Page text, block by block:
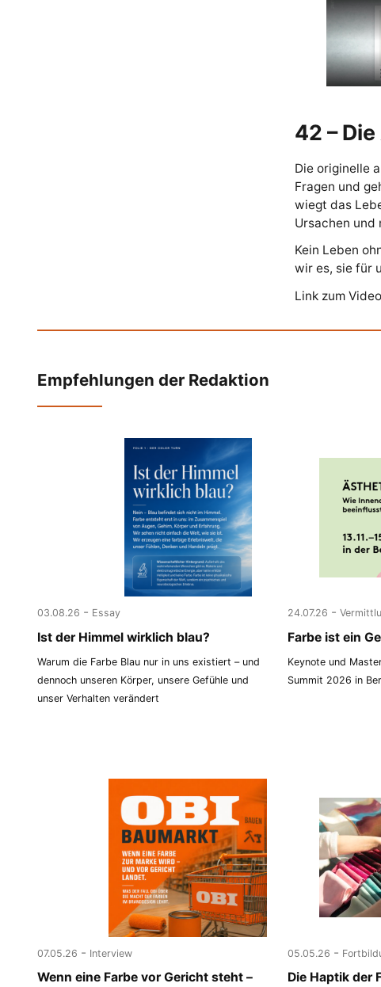
42 –
Die originelle
Fragen und
wiegt das
Ursachen und
Kein Leben
wir es, sie für
Link zum
Empfehlungen der Redaktion
03.08.26 - Essay
Ist der Himmel wirklich blau?
Warum die Farbe Blau nur in uns existiert – und
dennoch unseren Körper, unsere Gefühle und
unser Verhalten verändert
24.07.26 -
Farbe ist ein
Keynote und
Summit 2026 in
07.05.26 - Interview
Wenn eine Farbe vor Gericht steht –
05.05.26 -
Die Haptik der